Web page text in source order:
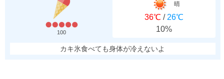
100
晴
36℃ / 26℃
10%
カキ氷食べても身体が冷えないよ